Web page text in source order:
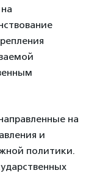
на
и
политики.